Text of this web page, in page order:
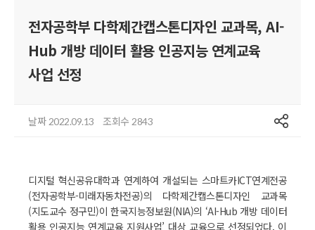
전자공학부 다학제간캡스톤디자인 교과목, AI-
Hub 개방 데이터 활용 인공지능 연계교육
사업 선정
날짜 2022.09.13 조회수 2843 공유
디지털 혁신공유대학과 연계하여 개설되는 스마트카ICT연계전공
(전자공학부-미래자동차전공)의 다학제간캡스톤디자인 교과목
(지도교수 정구민)이 한국지능정보원(NIA)의 ‘AI-Hub 개방 데이터
활용 인공지능 연계교육 지원사업’ 대상 교육으로 선정되었다. 이